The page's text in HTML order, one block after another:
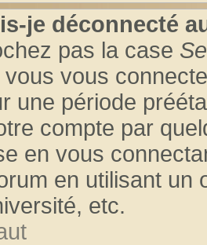
je déconnecté
pas la case
vous vous
une période
compte par
en vous
en utilisant un
etc.